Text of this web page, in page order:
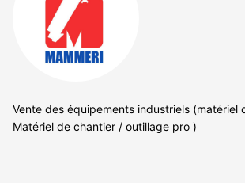
Vente des équipements industriels (matériel
Matériel de chantier / outillage pro )